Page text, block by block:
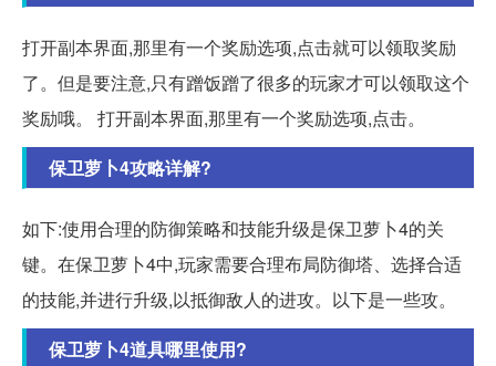
打开副本界面,那里有一个奖励选项,点击就可以领取奖励
了。但是要注意,只有蹭饭蹭了很多的玩家才可以领取这个
奖励哦。 打开副本界面,那里有一个奖励选项,点击。
保卫萝卜4攻略详解?
如下:使用合理的防御策略和技能升级是保卫萝卜4的关
键。在保卫萝卜4中,玩家需要合理布局防御塔、选择合适
的技能,并进行升级,以抵御敌人的进攻。以下是一些攻。
保卫萝卜4道具哪里使用?